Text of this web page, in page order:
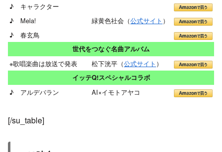
♪ キャラクター
緑黄色社会（公式サイト ）
♪ Mela!
♪ 春玄鳥
世代をつなぐ名曲アルバム
※歌唱楽曲は放送で発表 松下洸平（公式サイト ）
イッテQ!スペシャルコラボ
♪ アルデバラン AI×イモトアヤコ
[/su_table]